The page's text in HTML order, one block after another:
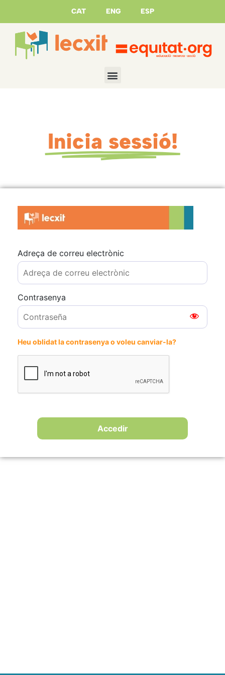
CAT ENG ESP
Inicia sessió!
Adreça de correu electrònic
Contrasenya
Heu oblidat la contrasenya o voleu canviar-la?